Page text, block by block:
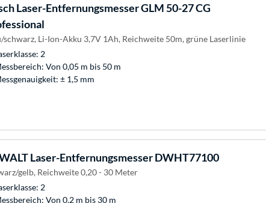
Laser-Entfernungsmesser GLM 50-27 CG
schwarz, Li-Ion-Akku 3,7V 1Ah, Reichweite 50m, grüne Laserlinie
2
Von 0,05 m bis 50 m
± 1,5 mm
Laser-Entfernungsmesser DWHT77100
gelb, Reichweite 0,20 - 30 Meter
2
Von 0,2 m bis 30 m